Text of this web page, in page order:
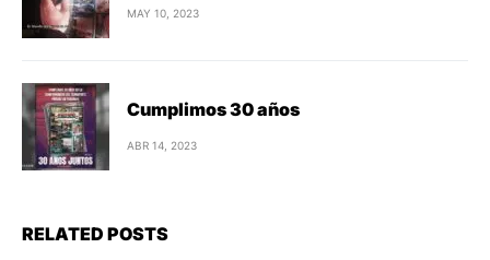
MAY 10, 2023
Cumplimos 30 años
ABR 14, 2023
RELATED POSTS